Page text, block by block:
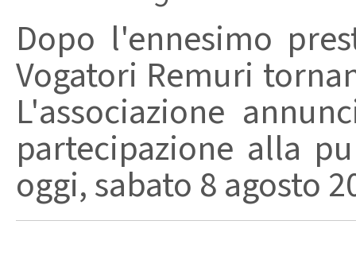
Dopo l'ennesimo
Vogatori Remuri
L'associazione
partecipazione alla
oggi, sabato 8 agosto